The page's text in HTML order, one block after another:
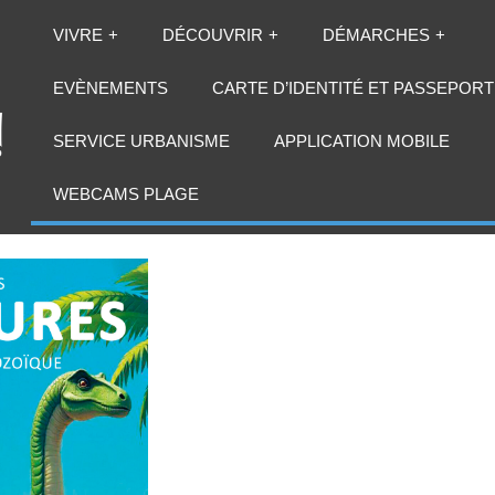
VIVRE DÉCOUVRIR DÉMARCHES
EVÈNEMENTS CARTE D’IDENTITÉ ET PASSEPORT
SERVICE URBANISME APPLICATION MOBILE
WEBCAMS PLAGE